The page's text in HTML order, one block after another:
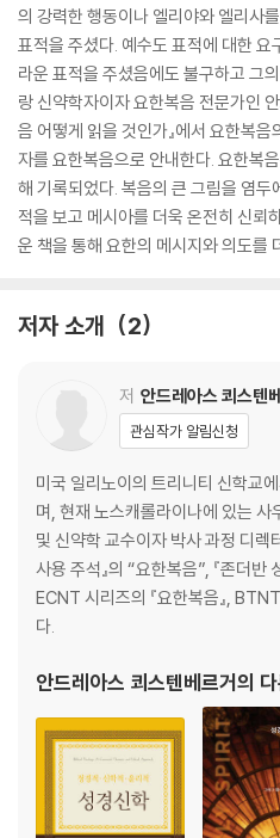
의 강력한 행동이나 엘리야와 엘리사
표적을 주셨다. 예수도 표적에 대한
라운 표적을 주셨음에도 불구하고 그
랑 신약학자이자 요한복음 전문가인
음 어떻게 읽을 것인가』에서 요한복
자를 요한복음으로 안내한다. 요한복
해 기록되었다. 복음의 큰 그림을 염
적을 보고 메시아를 더욱 온전히 신뢰
운 책을 통해 요한의 메시지와 의도를
저자 소개 2
저 안드레아스 쾨스텐
관심작가 알림신청
미국 일리노이의 트리니티 신학교
며, 현재 노스캐롤라이나에 있는
및 신약학 교수이자 박사 과정 디렉
사용 주석』의 “요한복음”, 『존더반
ECNT 시리즈의 『요한복음』,
다.
안드레아스 쾨스텐베르거의